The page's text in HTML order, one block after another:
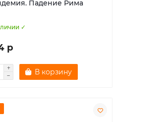
Падение Рима
✓
р
В корзину